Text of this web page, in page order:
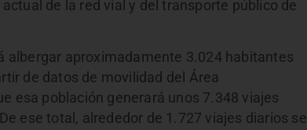
de la red vial y del transporte público de
albergar aproximadamente 3.024 habitantes
de datos de movilidad del Área
esa población generará unos 7.348 viajes
ese total, alrededor de 1.727 viajes diarios se